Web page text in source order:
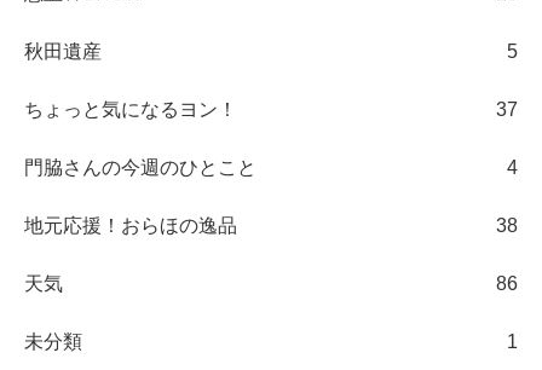
秋田遺産 5
ちょっと気になるヨン！ 37
門脇さんの今週のひとこと 4
地元応援！おらほの逸品 38
天気 86
未分類 1